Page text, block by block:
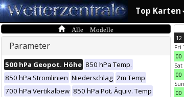
Top Karten
Alle Modelle
Parameter
500 hPa Geopot. Höhe 850 hPa Temp.
850 hPa Stromlinien Niederschlag 2m Temp
700 hPa Vertikalbew 850 hPa Pot. Äquiv. Temp
12
Fri
00
00
00